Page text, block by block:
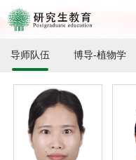
导师队伍 博导-植物学